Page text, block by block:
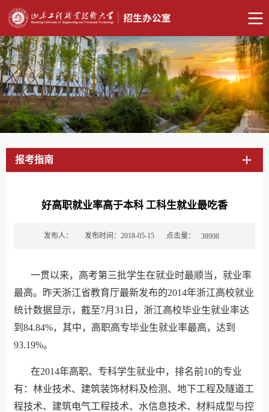
报考指南
好高职就业率高于本科 工科生就业最吃香
发布人： 发布时间：2018-05-15 点击量： 38998
一贯以来，高考第三批学生在就业时最顺当，就业率
最高。昨天浙江省教育厅最新发布的2014年浙江高校就业
统计数据显示，截至7月31日，浙江高校毕业生就业率达
到84.84%，其中，高职高专毕业生就业率最高，达到
93.19%。
在2014年高职、专科学生就业中，排名前10的专业
有：林业技术、建筑装饰材料及检测、地下工程及隧道工
程技术、建筑电气工程技术、水信息技术、材料成型与控